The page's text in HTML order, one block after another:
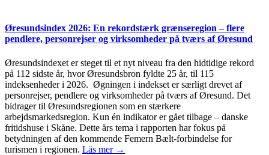
Øresundsindex 2026: En rekordstærk grænseregion – flere
pendlere, personrejser og virksomheder på tværs af Øresund
Øresundsindexet er steget til et nyt niveau fra den hidtidige rekord
på 112 sidste år, hvor Øresundsbron fyldte 25 år, til 115
indeksenheder i 2026. Øgningen i indekset er særligt drevet af
personrejser, pendlere og virksomheder på tværs af Øresund. Det
bidrager til Øresundsregionen som en stærkere
arbejdsmarkedsregion. Kun én indikator er gået tilbage – danske
fritidshuse i Skåne. Dette års tema i rapporten har fokus på
betydningen af den kommende Femern Bælt-forbindelse for
turismen i regionen. Läs mer →